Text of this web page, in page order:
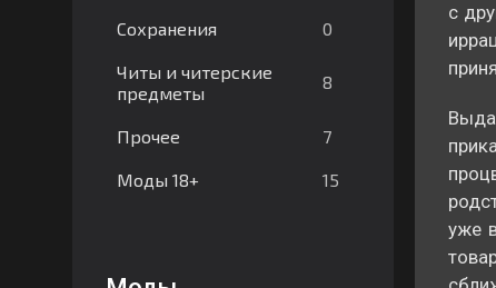
Сохранения 0
Читы и читерские
предметы
8
Прочее 7
Моды 18+ 15
с
уже